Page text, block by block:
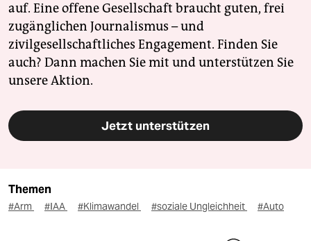
auf. Eine offene Gesellschaft braucht guten, frei
zugänglichen Journalismus – und
zivilgesellschaftliches Engagement. Finden Sie
auch? Dann machen Sie mit und unterstützen Sie
unsere Aktion.
Jetzt unterstützen
Themen
#Arm #IAA #Klimawandel #soziale Ungleichheit #Auto